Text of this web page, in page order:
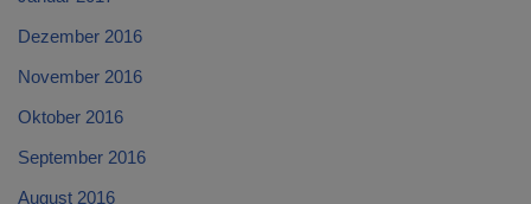
Dezember 2016
November 2016
Oktober 2016
September 2016
August 2016